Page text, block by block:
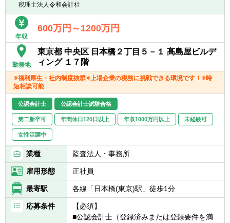
て携わることができます。
税理士法人令和会計社
年収
600万円～1200万円
勤務地
東京都 中央区 日本橋２丁目５－１ 髙島屋ビルデ
ィング １７階
※福利厚生・社内制度抜群※上場企業の税務に挑戦できる環境です！※時
短相談可能
公認会計士 公認会計士試験合格
第二新卒可 年間休日120日以上 年収1000万円以上 未経験可
女性活躍中
業種 監査法人・事務所
雇用形態 正社員
最寄駅 各線「日本橋(東京)駅」徒歩1分
応募条件
【必須】
■公認会計士（登録済みまたは登録要件を満